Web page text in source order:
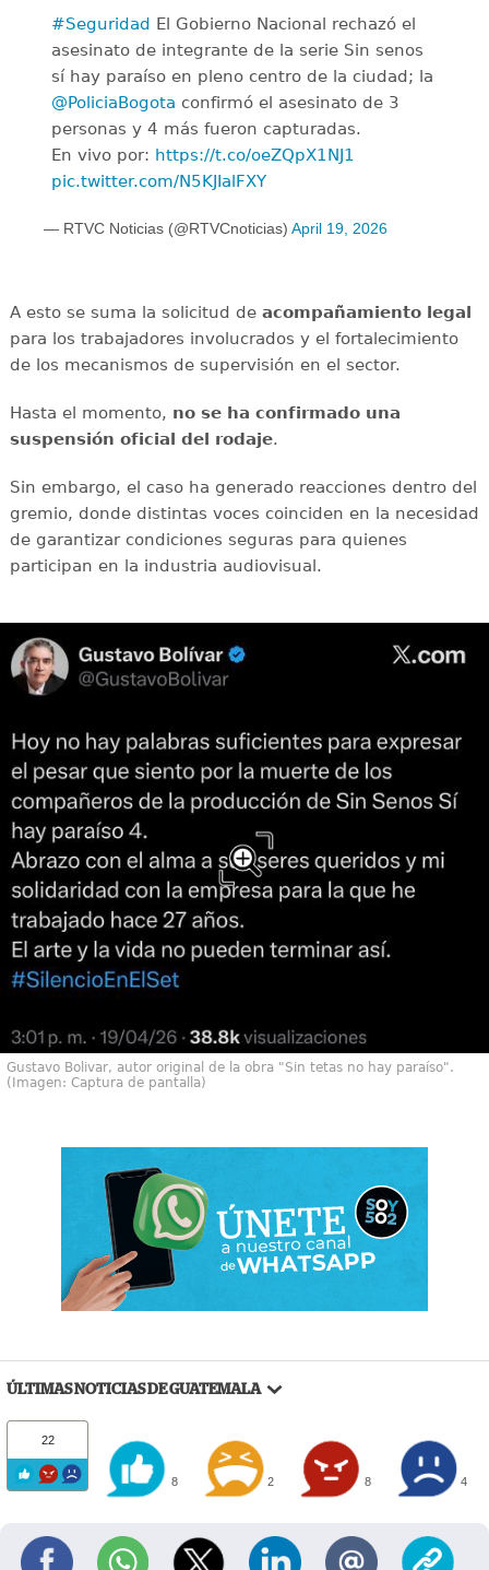
#Seguridad El Gobierno Nacional rechazó el
asesinato de integrante de la serie Sin senos
sí hay paraíso en pleno centro de la ciudad; la
@PoliciaBogota confirmó el asesinato de 3
personas y 4 más fueron capturadas.
En vivo por: https://t.co/oeZQpX1NJ1
pic.twitter.com/N5KJIalFXY
— RTVC Noticias (@RTVCnoticias) April 19, 2026
A esto se suma la solicitud de acompañamiento legal
para los trabajadores involucrados y el fortalecimiento
de los mecanismos de supervisión en el sector.
Hasta el momento, no se ha confirmado una
suspensión oficial del rodaje.
Sin embargo, el caso ha generado reacciones dentro del
gremio, donde distintas voces coinciden en la necesidad
de garantizar condiciones seguras para quienes
participan en la industria audiovisual.
Gustavo Bolivar, autor original de la obra "Sin tetas no hay paraíso".
(Imagen: Captura de pantalla)
ÚLTIMAS NOTICIAS DE GUATEMALA
22
8 2 8 4